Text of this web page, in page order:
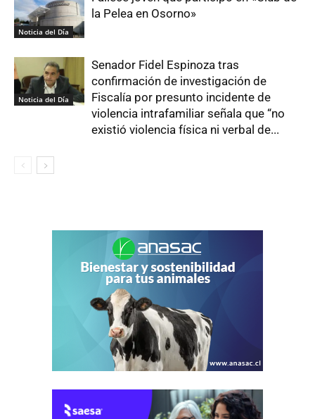
Noticia del Día
la Pelea en Osorno»
Noticia del Día
Senador Fidel Espinoza tras
confirmación de investigación de
Fiscalía por presunto incidente de
violencia intrafamiliar señala que “no
existió violencia física ni verbal de...